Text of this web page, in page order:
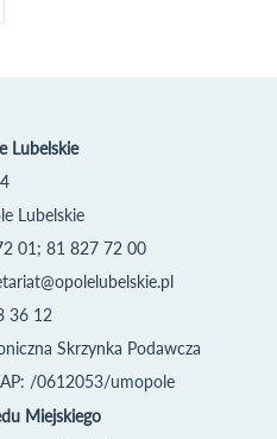
Lubelskie
Lubelskie
01; 81 827 72 00
36 12
Skrzynka Podawcza
/0612053/umopole
Miejskiego